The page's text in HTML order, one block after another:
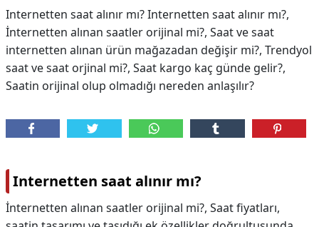
Internetten saat alınır mı? Internetten saat alınır mı?,
İnternetten alınan saatler orijinal mi?, Saat ve saat
internetten alınan ürün mağazadan değişir mi?, Trendyol
saat ve saat orjinal mi?, Saat kargo kaç günde gelir?,
Saatin orijinal olup olmadığı nereden anlaşılır?
Internetten saat alınır mı?
İnternetten alınan saatler orijinal mi?, Saat fiyatları,